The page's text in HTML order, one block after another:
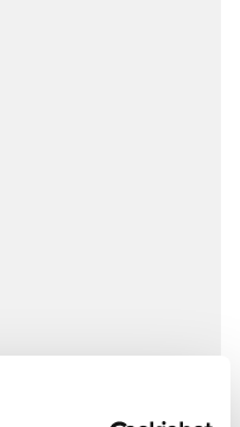
ilk maçında